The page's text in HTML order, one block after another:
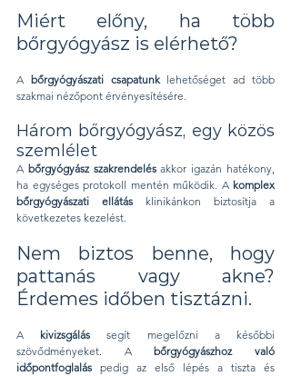
Miért előny, ha több
bőrgyógyász is elérhető?
A bőrgyógyászati csapatunk lehetőséget ad több
szakmai nézőpont érvényesítésére.
Három bőrgyógyász, egy közös
szemlélet
A bőrgyógyász szakrendelés akkor igazán hatékony,
ha egységes protokoll mentén működik. A komplex
bőrgyógyászati ellátás klinikánkon biztosítja a
következetes kezelést.
Nem biztos benne, hogy
pattanás vagy akne?
Érdemes időben tisztázni.
A kivizsgálás segít megelőzni a későbbi
szövődményeket. A bőrgyógyászhoz való
időpontfoglalás pedig az első lépés a tiszta és